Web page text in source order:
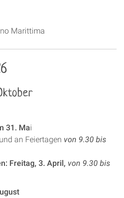
Marittima
31. Mai
an Feiertagen von 9.30 bis
Freitag, 3. April, von 9.30 bis